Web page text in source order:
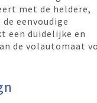
met de heldere,
eenvoudige
een duidelijke en
de volautomaat